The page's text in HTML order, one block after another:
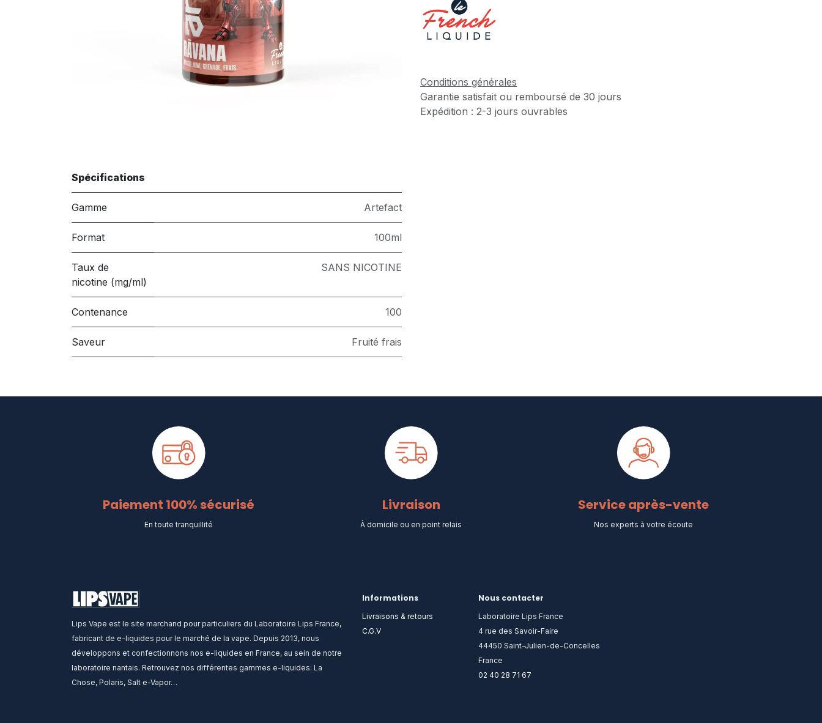
Conditions générales
Garantie satisfait ou remboursé de 30 jours
Expédition : 2-3 jours ouvrables
Spécifications
Gamme Artefact
Format 100ml
Taux de
nicotine (mg/ml)
SANS NICOTINE
Contenance 100
Saveur Fruité frais
Paiement 100% sécurisé
En toute tranquillité
Livraison
À domicile ou en point relais​
Service après-vente
Nos experts à votre écoute
Lips Vape est le site marchand pour particuliers du Laboratoire Lips France,
fabricant de e-liquides pour le marché de la vape. Depuis 2013, nous
développons et confectionnons nos e-liquides en France, au sein de notre
laboratoire nantais. Retrouvez nos différentes gammes e-liquides: La
Chose, Polaris, Salt e-Vapor…
Informations
Livraisons & retours
C.G.V
Nous contacter
Laboratoire Lips France
4 rue des Savoir-Faire
44450 Saint-Julien-de-Concelles
France
02 40 28 71 67